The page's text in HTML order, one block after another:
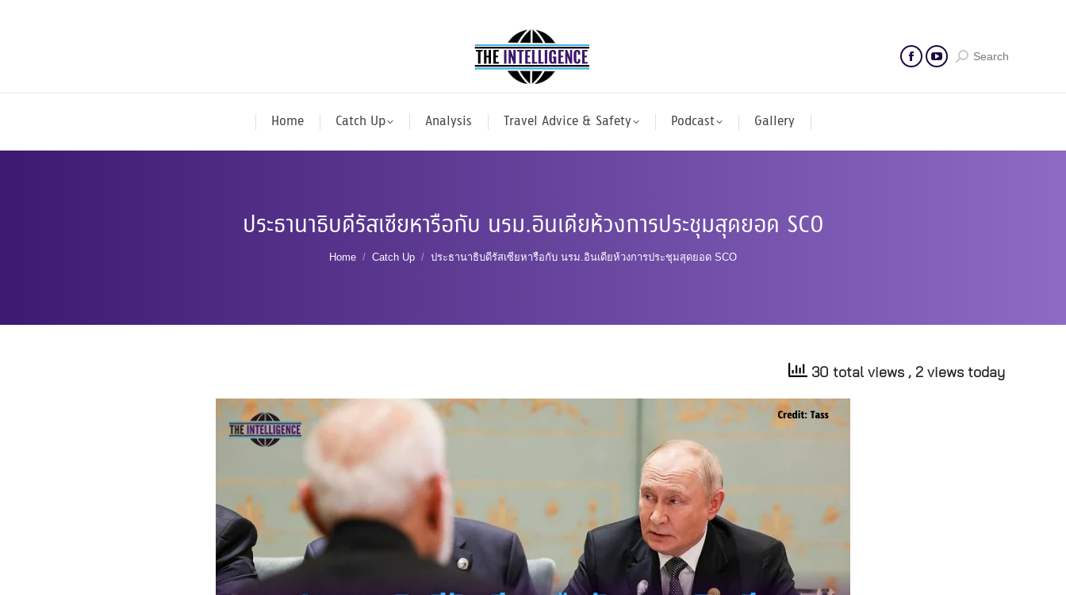
Search
Home Catch Up Analysis Travel Advice & Safety Podcast Gallery
ประธานาธิบดีรัสเซียหารือกับ นรม.อินเดียห้วงการประชุมสุดยอด SCO
You are here:
Home Catch Up ประธานาธิบดีรัสเซียหารือกับ นรม.อินเดียห้วงการประชุมสุดยอด SCO
30 total views , 2 views today